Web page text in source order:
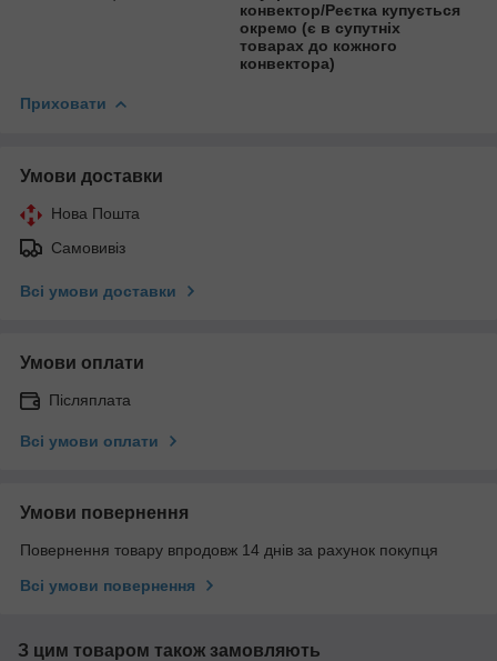
конвектор/Реєтка купується
окремо (є в супутніх
товарах до кожного
конвектора)
Приховати
Умови доставки
Нова Пошта
Самовивіз
Всі умови доставки
Умови оплати
Післяплата
Всі умови оплати
Умови повернення
Повернення товару впродовж 14 днів за рахунок покупця
Всі умови повернення
З цим товаром також замовляють